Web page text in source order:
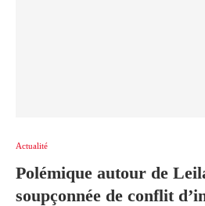
Actualité
Polémique autour de
soupçonnée de conflit